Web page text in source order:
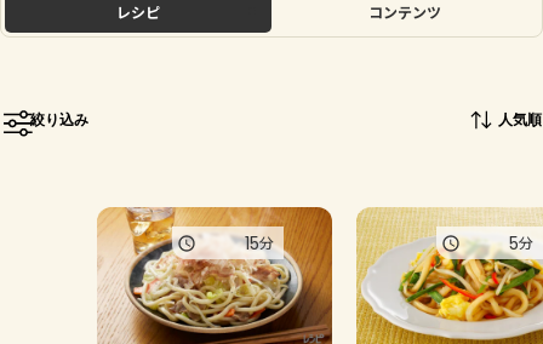
ホーム
トーク
よくあるお問い合わせ
きゅうり なす トマト とうもろこし
ピーマン
レシピ コンテンツ
絞り込み 人気順
15分 5分